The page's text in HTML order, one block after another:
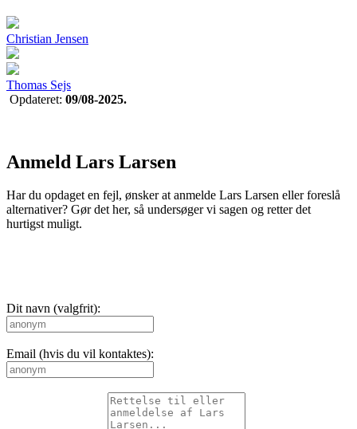
Christian Jensen
Thomas Sejs
Opdateret: 09/08-2025.
Anmeld Lars Larsen
Har du opdaget en fejl, ønsker at anmelde Lars Larsen eller foreslå
alternativer? Gør det her, så undersøger vi sagen og retter det
hurtigst muligt.
Dit navn (valgfrit):
Email (hvis du vil kontaktes):